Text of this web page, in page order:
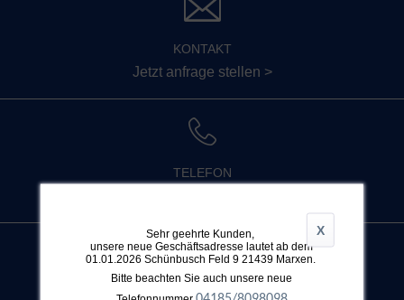
X
Sehr geehrte Kunden,
unsere neue Geschäftsadresse lautet ab dem
01.01.2026 Schünbusch Feld 9 21439 Marxen.
Bitte beachten Sie auch unsere neue
KONTAKT
Jetzt anfrage stellen >
TELEFON
SUCHE